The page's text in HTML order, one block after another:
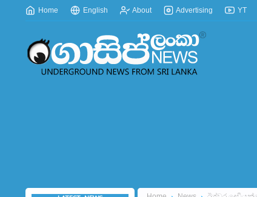
Home English About Advertising YT